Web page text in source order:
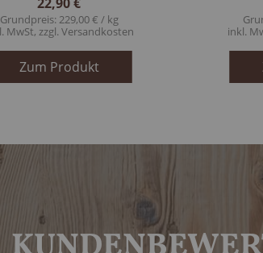
Grundpreis: 229,00 € / kg
MwSt, zzgl. Versandkosten
Zum Produkt
inkl.